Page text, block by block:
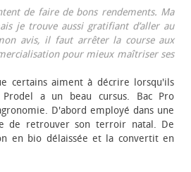
de faire de bons rendements. Ma
je trouve aussi gratifiant d’aller au
avis, il faut arrêter la course aux
pour mieux maîtriser ses
certains aiment à décrire lorsqu'ils
a un beau cursus. Bac Pro
D'abord employé dans une
de retrouver son terroir natal. De
en bio délaissée et la convertit en